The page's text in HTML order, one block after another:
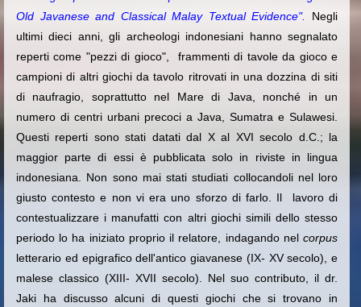
Old Javanese and Classical Malay Textual Evidence". Negli
ultimi dieci anni, gli archeologi indonesiani hanno segnalato
reperti come "pezzi di gioco", frammenti di tavole da gioco e
campioni di altri giochi da tavolo ritrovati in una dozzina di siti
di naufragio, soprattutto nel Mare di Java, nonché in un
numero di centri urbani precoci a Java, Sumatra e Sulawesi.
Questi reperti sono stati datati dal X al XVI secolo d.C.; la
maggior parte di essi è pubblicata solo in riviste in lingua
indonesiana. Non sono mai stati studiati collocandoli nel loro
giusto contesto e non vi era uno sforzo di farlo. Il lavoro di
contestualizzare i manufatti con altri giochi simili dello stesso
periodo lo ha iniziato proprio il relatore, indagando nelcorpus
letterario ed epigrafico dell'antico giavanese (IX- XV secolo), e
malese classico (XIII- XVII secolo). Nel suo contributo, il dr.
Jaki ha discusso alcuni di questi giochi che si trovano in